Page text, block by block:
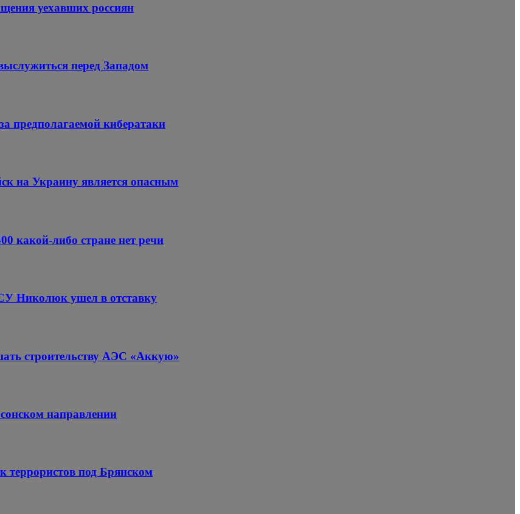
уехавших россиян
перед Западом
предполагаемой кибератаки
на Украину является опасным
какой-либо стране нет речи
Николюк ушел в отставку
строительству АЭС «Аккую»
направлении
под Брянском